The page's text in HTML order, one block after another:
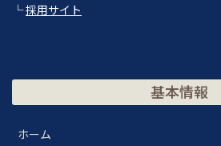
└採用サイト
基本情報
ホーム